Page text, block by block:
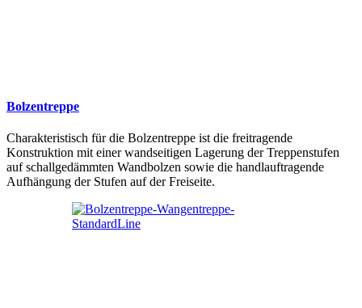
Bolzentreppe
Charakteristisch für die Bolzentreppe ist die freitragende
Konstruktion mit einer wandseitigen Lagerung der Treppenstufen
auf schallgedämmten Wandbolzen sowie die handlauftragende
Aufhängung der Stufen auf der Freiseite.